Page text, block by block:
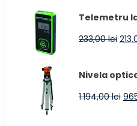
Telemetru
233,00lei
fost:
Nivela
1.194,00lei